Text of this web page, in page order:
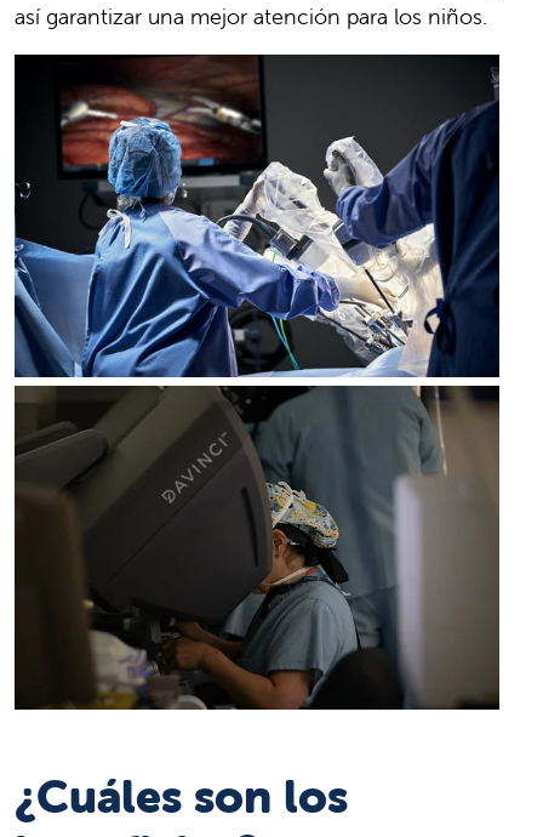
así garantizar una mejor atención para los niños.
¿Cuáles son los